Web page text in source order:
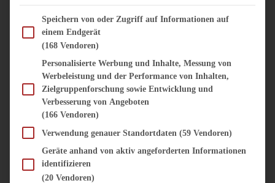
SALATE & SNACKS
SUPPENKASPEREIEN
VORSPEISEN
SÜSS & HERZHAFT
BROTAUFSTRICH
DIPS, SAUCEN, CHUTNEYS
KÜCHENGESCHENKE
Im Folgenden finden Sie eine Liste der Zwecke des IAB Transparency and Consent
Speichern von oder Zugriff auf Informationen auf
einem Endgerät
(168 Vendoren)
Personalisierte Werbung und Inhalte, Messung von
Werbeleistung und der Performance von Inhalten,
Zielgruppenforschung sowie Entwicklung und
Verbesserung von Angeboten
(166 Vendoren)
Verwendung genauer Standortdaten (59 Vendoren)
Geräte anhand von aktiv angeforderten Informationen
identifizieren
(20 Vendoren)